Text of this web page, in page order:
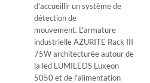
d'accueillir un système de
détection de
mouvement. L'armature
industrielle AZURITE Rack III
75W architecturée autour de
la led LUMILEDS Luxeon
5050 et de l'alimentation